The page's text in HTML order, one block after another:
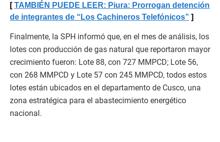
TAMBIÉN PUEDE LEER: Piura: Prorrogan detención
de integrantes de “Los Cachineros Telefónicos”
Finalmente, la SPH informó que, en el mes de análisis, los
lotes con producción de gas natural que reportaron mayor
crecimiento fueron: Lote 88, con 727 MMPCD; Lote 56,
con 268 MMPCD y Lote 57 con 245 MMPCD, todos estos
lotes están ubicados en el departamento de Cusco, una
zona estratégica para el abastecimiento energético
nacional.